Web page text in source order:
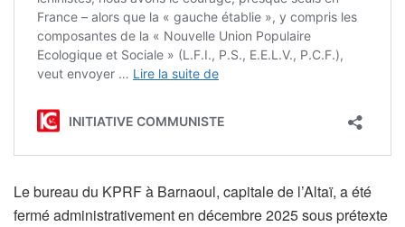
Le bureau du KPRF à Barnaoul, capitale de l’Altaï, a été
fermé administrativement en décembre 2025 sous prétexte